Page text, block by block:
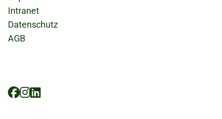
Intranet
Datenschutz
AGB
Icons